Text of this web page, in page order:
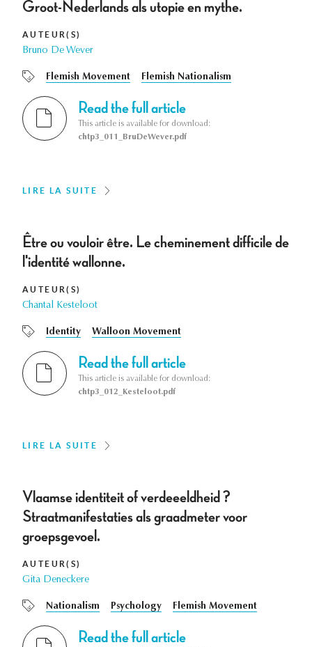
Groot-Nederlands als utopie en mythe.
AUTEUR(S)
Bruno De Wever
Flemish Movement Flemish Nationalism
Read the full article
This article is available for download:
chtp3_011_BruDeWever.pdf
LIRE LA SUITE
Être ou vouloir être. Le cheminement difficile de
l'identité wallonne.
AUTEUR(S)
Chantal Kesteloot
Identity Walloon Movement
Read the full article
This article is available for download:
chtp3_012_Kesteloot.pdf
LIRE LA SUITE
Vlaamse identiteit of verdeeeldheid ?
Straatmanifestaties als graadmeter voor
groepsgevoel.
AUTEUR(S)
Gita Deneckere
Nationalism Psychology Flemish Movement
Read the full article